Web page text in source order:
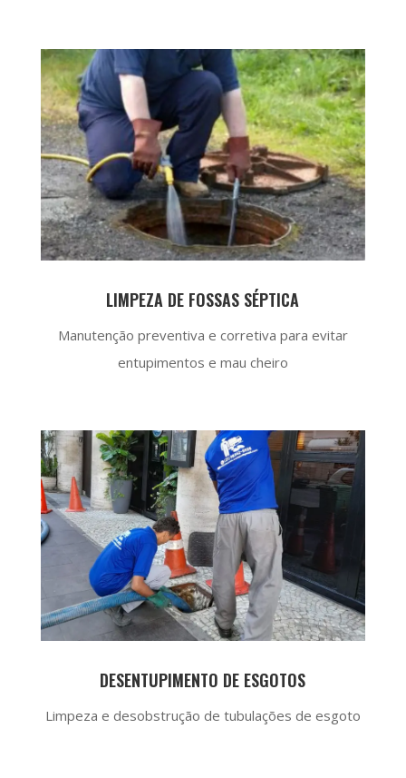
LIMPEZA DE FOSSAS SÉPTICA
Manutenção preventiva e corretiva para evitar
entupimentos e mau cheiro
DESENTUPIMENTO DE ESGOTOS
Limpeza e desobstrução de tubulações de esgoto